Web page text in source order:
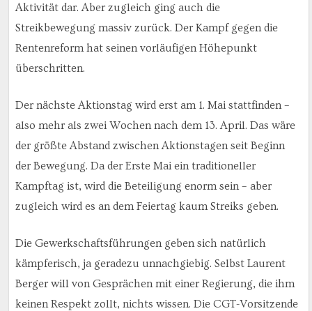
Aktivität dar. Aber zugleich ging auch die
Streikbewegung massiv zurück. Der Kampf gegen die
Rentenreform hat seinen vorläufigen Höhepunkt
überschritten.
Der nächste Aktionstag wird erst am 1. Mai stattfinden –
also mehr als zwei Wochen nach dem 13. April. Das wäre
der größte Abstand zwischen Aktionstagen seit Beginn
der Bewegung. Da der Erste Mai ein traditioneller
Kampftag ist, wird die Beteiligung enorm sein – aber
zugleich wird es an dem Feiertag kaum Streiks geben.
Die Gewerkschaftsführungen geben sich natürlich
kämpferisch, ja geradezu unnachgiebig. Selbst Laurent
Berger will von Gesprächen mit einer Regierung, die ihm
keinen Respekt zollt, nichts wissen. Die CGT-Vorsitzende